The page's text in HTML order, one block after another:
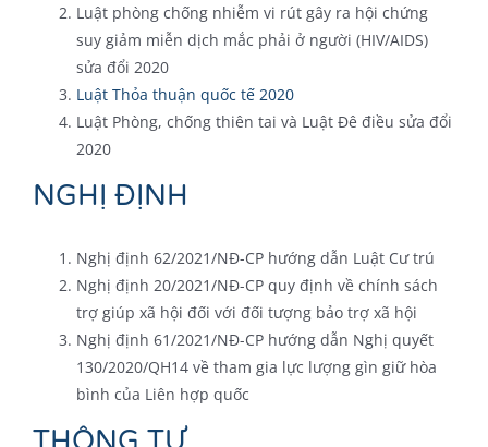
Luật phòng chống nhiễm vi rút gây ra hội chứng
suy giảm miễn dịch mắc phải ở người (HIV/AIDS)
sửa đổi 2020
Luật Thỏa thuận quốc tế 2020
Luật Phòng, chống thiên tai và Luật Đê điều sửa đổi
2020
NGHỊ ĐỊNH
Nghị định 62/2021/NĐ-CP hướng dẫn Luật Cư trú
Nghị định 20/2021/NĐ-CP quy định về chính sách
trợ giúp xã hội đối với đối tượng bảo trợ xã hội
Nghị định 61/2021/NĐ-CP hướng dẫn Nghị quyết
130/2020/QH14 về tham gia lực lượng gìn giữ hòa
bình của Liên hợp quốc